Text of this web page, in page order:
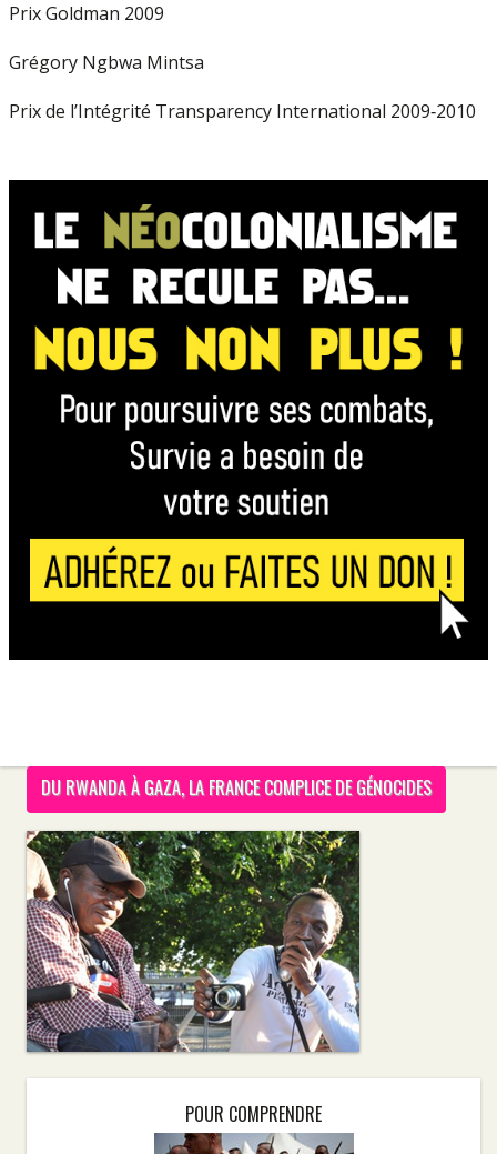
Prix Goldman 2009
Grégory Ngbwa Mintsa
Prix de l’Intégrité Transparency International 2009‐2010
DU RWANDA À GAZA, LA FRANCE COMPLICE DE GÉNOCIDES
POUR COMPRENDRE